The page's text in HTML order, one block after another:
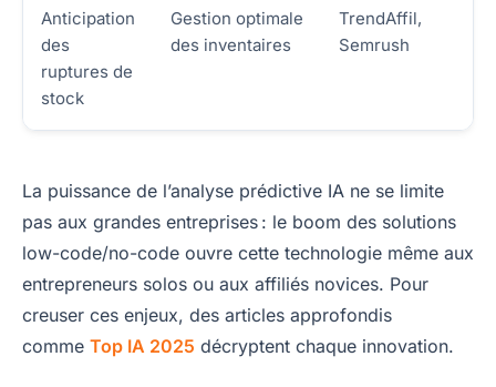
Anticipation
des
ruptures de
stock
Gestion optimale
des inventaires
TrendAffil,
Semrush
La puissance de l’analyse prédictive IA ne se limite
pas aux grandes entreprises : le boom des solutions
low-code/no-code ouvre cette technologie même aux
entrepreneurs solos ou aux affiliés novices. Pour
creuser ces enjeux, des articles approfondis
comme Top IA 2025 décryptent chaque innovation.